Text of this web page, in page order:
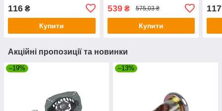
116 ₴
Купити
539₴ 575,03 ₴
Купити
117
Акційні пропозиції та новинки
–19% –13%